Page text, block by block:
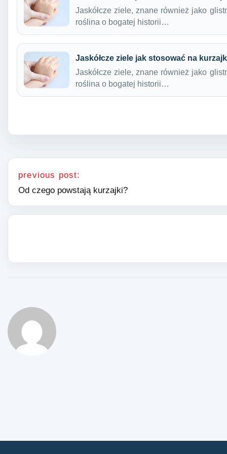
Jaskółcze ziele, znane również jako
roślina o bogatej historii…
Jaskółcze ziele jak stosować na
Jaskółcze ziele, znane również jako
roślina o bogatej historii…
Nawigacja wpisu
previous post:
Od czego powstają kurzajki?